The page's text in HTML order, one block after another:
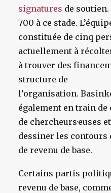
signatures de
700 à ce stade.
constituée de cinq
actuellement à
à trouver des
structure de
l’organisation.
également en train
de chercheurs·euses
dessiner les
de revenu de base.
Certains partis
revenu de base,